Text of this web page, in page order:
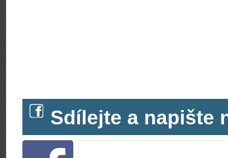
Sdílejte a napište